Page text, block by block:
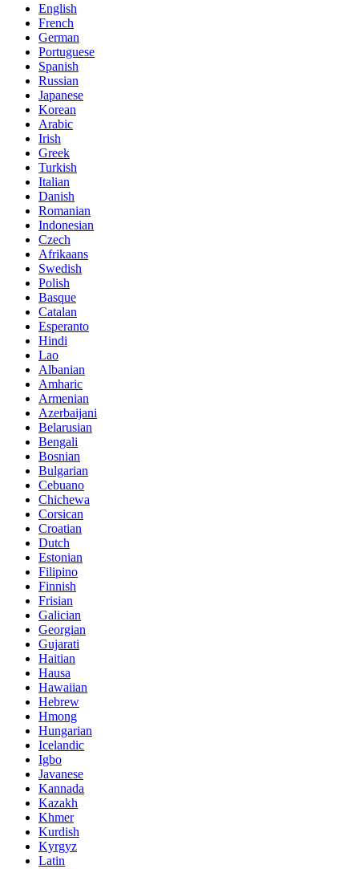
English
French
German
Portuguese
Spanish
Russian
Japanese
Korean
Arabic
Irish
Greek
Turkish
Italian
Danish
Romanian
Indonesian
Czech
Afrikaans
Swedish
Polish
Basque
Catalan
Esperanto
Hindi
Lao
Albanian
Amharic
Armenian
Azerbaijani
Belarusian
Bengali
Bosnian
Bulgarian
Cebuano
Chichewa
Corsican
Croatian
Dutch
Estonian
Filipino
Finnish
Frisian
Galician
Georgian
Gujarati
Haitian
Hausa
Hawaiian
Hebrew
Hmong
Hungarian
Icelandic
Igbo
Javanese
Kannada
Kazakh
Khmer
Kurdish
Kyrgyz
Latin